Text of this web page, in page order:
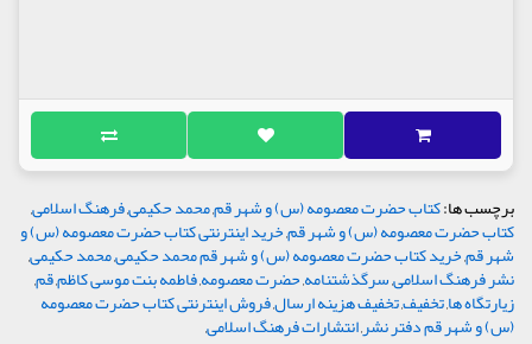
برچسب ها:کتاب حضرت معصومه (س) و شهر قم,محمد حکیمی,فرهنگ اسلامی,
کتاب حضرت معصومه (س) و شهر قم,خرید اینترنتی کتاب حضرت معصومه (س) و
شهر قم,خرید کتاب حضرت معصومه (س) و شهر قم محمد حکیمی,محمد حکیمی,
نشر فرهنگ اسلامی,سرگذشتنامه,حضرت معصومه,فاطمه بنت موسی کاظم,قم,
زیارتگاه ها,تخفیف,تخفیف هزینه ارسال,فروش اینترنتی کتاب حضرت معصومه
(س) و شهر قم دفتر نشر,انتشارات فرهنگ اسلامی,